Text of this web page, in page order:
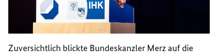
Zuversichtlich blickte Bundeskanzler Merz auf die